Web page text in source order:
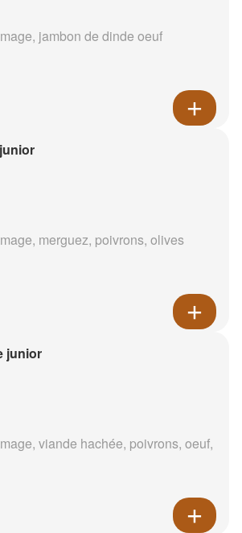
jambon de dinde oeuf
merguez, poivrons, olives
junior
viande hachée, poivrons, oeuf,